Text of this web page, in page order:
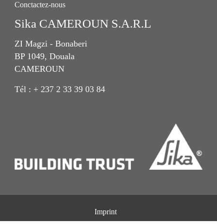
Conctactez-nous
Sika CAMEROUN S.A.R.L
ZI Magzi - Bonaberi
BP 1049, Douala
CAMEROUN
Tél : + 237 2 33 39 03 84
Imprint